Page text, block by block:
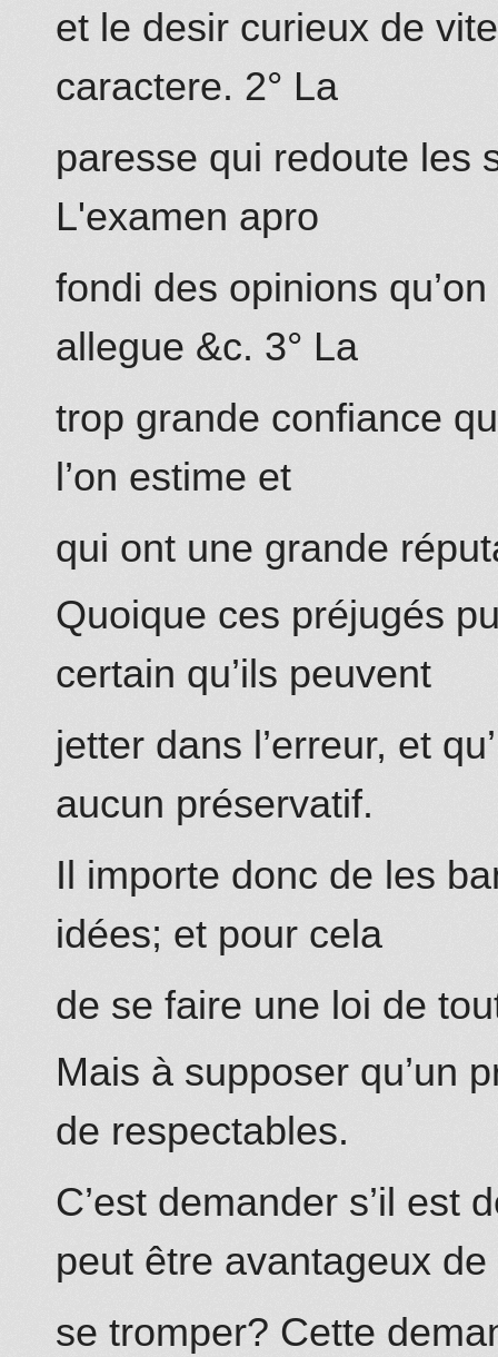
et le desir curieux de
caractere. 2° La
paresse qui redoute les
L'examen apro
fondi des opinions
allegue &c. 3° La
trop grande confiance
l’on estime et
qui ont une grande
Quoique ces préjugés
certain qu’ils peuvent
jetter dans l’erreur, et
aucun préservatif.
Il importe donc de les
idées; et pour cela
de se faire une loi de
Mais à supposer qu’un
de respectables.
C’est demander s’il est
peut être avantageux de
se tromper? Cette